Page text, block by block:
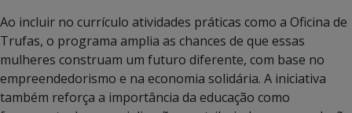
Ao incluir no currículo atividades práticas como a Oficina de
Trufas, o programa amplia as chances de que essas
mulheres construam um futuro diferente, com base no
empreendedorismo e na economia solidária. A iniciativa
também reforça a importância da educação como